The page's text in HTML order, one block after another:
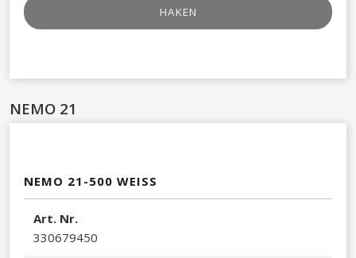
HAKEN​
NEMO 21
NEMO 21-500 WEISS
Art. Nr.
330679450​